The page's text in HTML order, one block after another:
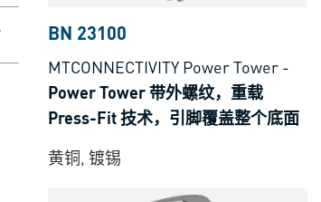
BN 23100
MTCONNECTIVITY Power Tower -
Power Tower 带外螺纹，重载
Press-Fit 技术，引脚覆盖整个底面
黄铜, 镀锡